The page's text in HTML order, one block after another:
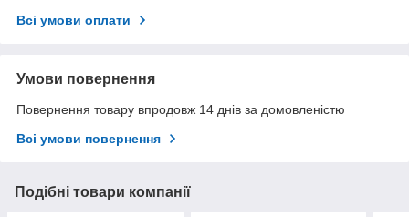
Всі умови оплати
Умови повернення
Повернення товару впродовж 14 днів за домовленістю
Всі умови повернення
Подібні товари компанії